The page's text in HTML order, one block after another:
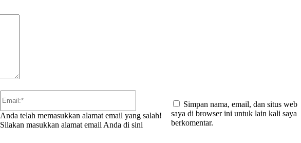
Anda telah memasukkan alamat email yang salah!
Silakan masukkan alamat email Anda di sini
Simpan nama, email, dan situs web
saya di browser ini untuk lain kali saya
berkomentar.